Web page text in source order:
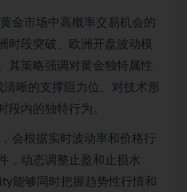
金市场中高概率交易机会的
时段突破、欧洲开盘波动模
其策略强调对黄金独特属性
晰的支撑阻力位、对技术形
段内的独特行为。
会根据实时波动率和价格行
，动态调整止盈和止损水
能够同时把握趋势性行情和